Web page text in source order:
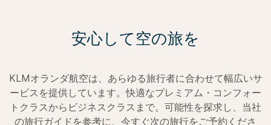
安心して空の旅を
KLMオランダ航空は、あらゆる旅行者に合わせて幅広いサ
ービスを提供しています。快適なプレミアム・コンフォー
トクラスからビジネスクラスまで。可能性を探求し、当社
の旅行ガイドを参考に、今すぐ次の旅行をご予約くださ